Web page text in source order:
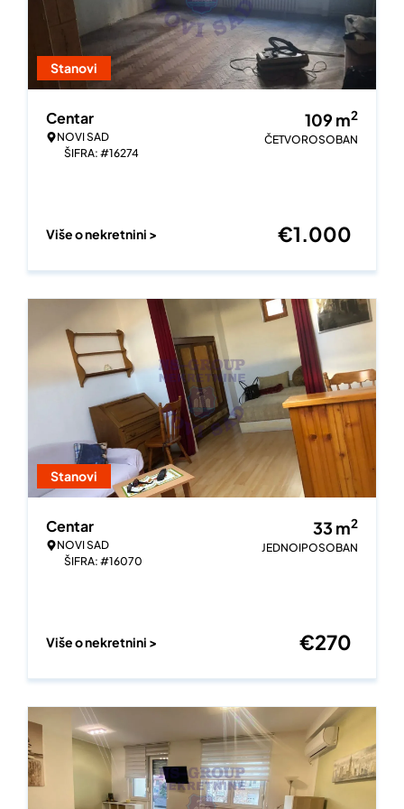
Stanovi
Centar
NOVI SAD
ŠIFRA: #16274
109 m2
ČETVOROSOBAN
Više o nekretnini > €1.000
Stanovi
Centar
NOVI SAD
ŠIFRA: #16070
33 m2
JEDNOIPOSOBAN
Više o nekretnini > €270